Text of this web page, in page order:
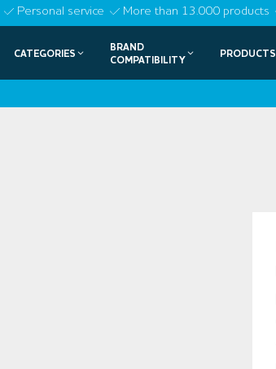
Skip
content
Personal service More than 13.000 products
CATEGORIES
BRAND
COMPATIBILITY
PRODUCTS